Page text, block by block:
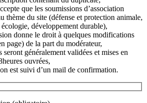
que les soumissions d’association
thème du site (défense et protection animale,
développement durable),
donne le droit à quelques modifications
page) de la part du modérateur,
seront généralement validées et mises en
ouvrées,
est suivi d’un mail de confirmation.